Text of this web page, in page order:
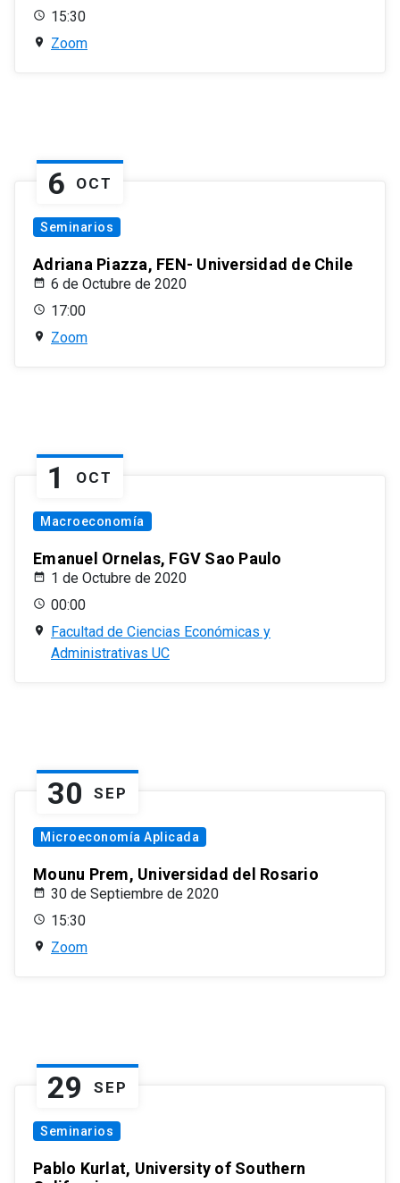
15:30
Zoom
6 OCT
Seminarios
Adriana Piazza, FEN- Universidad de Chile
6 de Octubre de 2020
17:00
Zoom
1 OCT
Macroeconomía
Emanuel Ornelas, FGV Sao Paulo
1 de Octubre de 2020
00:00
Facultad de Ciencias Económicas y
Administrativas UC
30 SEP
Microeconomía Aplicada
Mounu Prem, Universidad del Rosario
30 de Septiembre de 2020
15:30
Zoom
29 SEP
Seminarios
Pablo Kurlat, University of Southern